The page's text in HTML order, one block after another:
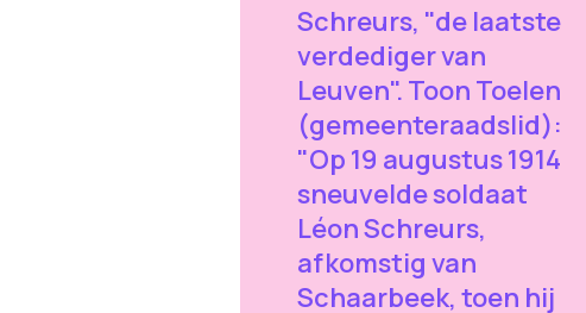
Schreurs, "de laatste
verdediger van
Leuven". Toon Toelen
(gemeenteraadslid):
"Op 19 augustus 1914
sneuvelde soldaat
Léon Schreurs,
afkomstig van
Schaarbeek, toen hij